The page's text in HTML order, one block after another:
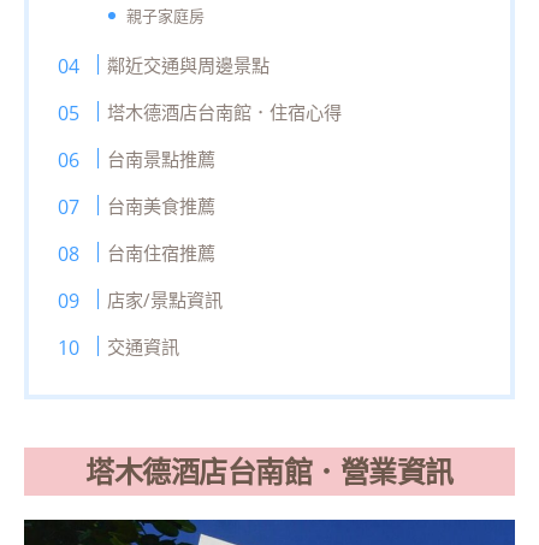
親子家庭房
鄰近交通與周邊景點
塔木德酒店台南館．住宿心得
台南景點推薦
台南美食推薦
台南住宿推薦
店家/景點資訊
交通資訊
塔木德酒店台南館．營業資訊